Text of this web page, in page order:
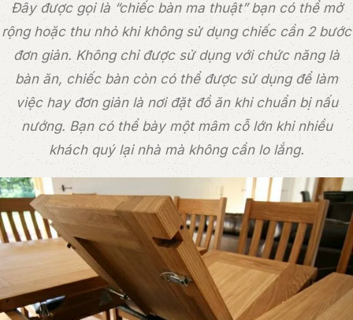
Đây được gọi là “chiếc bàn ma thuật” bạn có thể mở
rộng hoặc thu nhỏ khi không sử dụng chiếc cần 2 bước
đơn giản. Không chỉ được sử dụng với chức năng là
bàn ăn, chiếc bàn còn có thể được sử dụng để làm
việc hay đơn giản là nơi đặt đồ ăn khi chuẩn bị nấu
nướng. Bạn có thể bày một mâm cỗ lớn khi nhiều
khách quý lại nhà mà không cần lo lắng.